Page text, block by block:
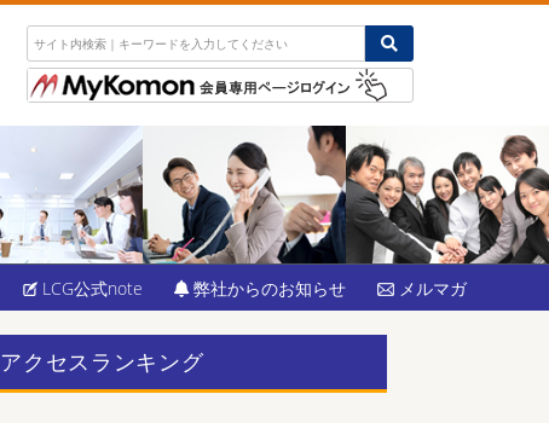
LCG公式note 弊社からのお知らせ メルマガ
アクセスランキング